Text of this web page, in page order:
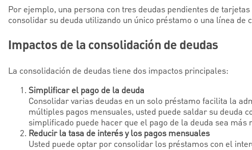
Por ejemplo, una persona con tres deudas pendientes de
consolidar su deuda utilizando un único préstamo o una línea de
Impactos de la consolidación de deudas
La consolidación de deudas tiene dos impactos principales:
Simplificar el pago de la deuda
Consolidar varias deudas en un solo préstamo facilita la
múltiples pagos mensuales, usted puede saldar su deuda
simplificado puede hacer que el pago de la deuda sea más
Reducir la tasa de interés y los pagos mensuales
Usted puede optar por consolidar los préstamos con el